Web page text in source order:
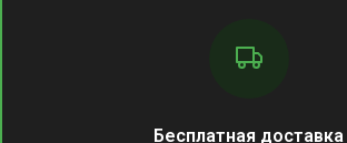
Бесплатная доставка